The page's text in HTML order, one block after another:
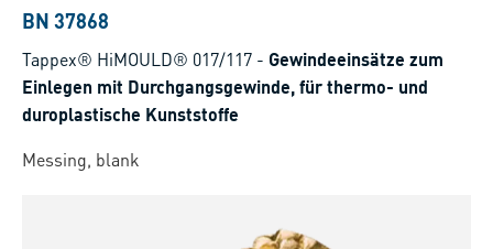
BN 37868
Tappex® HiMOULD® 017/117 - Gewindeeinsätze zum
Einlegen mit Durchgangsgewinde, für thermo- und
duroplastische Kunststoffe
Messing, blank